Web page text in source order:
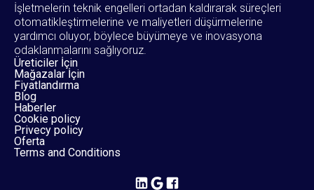
İşletmelerin teknik engelleri ortadan kaldırarak süreçleri
otomatikleştirmelerine ve maliyetleri düşürmelerine
yardımcı oluyor, böylece büyümeye ve inovasyona
odaklanmalarını sağlıyoruz.
Üreticiler İçin
Mağazalar İçin
Fiyatlandırma
Blog
Haberler
Cookie policy
Privecy policy
Oferta
Terms and Conditions